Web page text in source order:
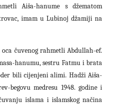
Aiša-hanume s džematom
imam u Lubinoj džamiji na
čuvenog rahmetli Abdullah-ef.
hanumu, sestru Fatmu i brata
bili cijenjeni alimi. Hadži Aiša-
begovu medresu 1948. godine i
islama i islamskog načina